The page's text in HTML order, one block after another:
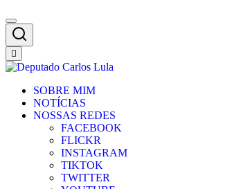
SOBRE MIM
NOTÍCIAS
NOSSAS REDES
FACEBOOK
FLICKR
INSTAGRAM
TIKTOK
TWITTER